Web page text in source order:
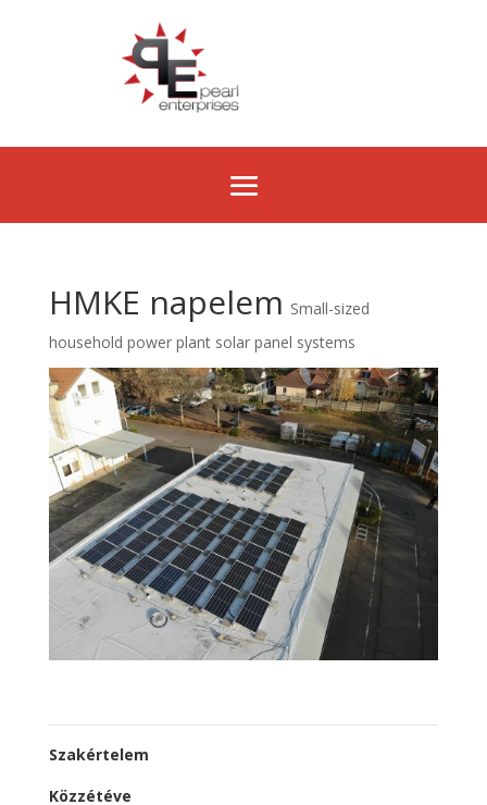
HMKE napelem Small-sized
household power plant solar panel systems
Szakértelem
Közzétéve